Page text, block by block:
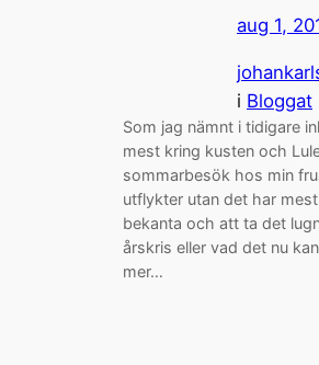
aug 1,
i Bloggat
Som jag nämnt i tidigare
mest kring kusten och
sommarbesök hos min
utflykter utan det har
bekanta och att ta det
årskris eller vad det nu
mer…